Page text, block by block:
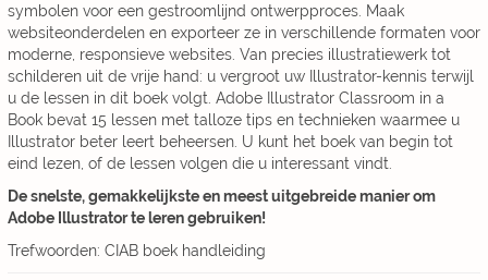
symbolen voor een gestroomlijnd ontwerpproces. Maak
websiteonderdelen en exporteer ze in verschillende formaten voor
moderne, responsieve websites. Van precies illustratiewerk tot
schilderen uit de vrije hand: u vergroot uw Illustrator-kennis terwijl
u de lessen in dit boek volgt. Adobe Illustrator Classroom in a
Book bevat 15 lessen met talloze tips en technieken waarmee u
Illustrator beter leert beheersen. U kunt het boek van begin tot
eind lezen, of de lessen volgen die u interessant vindt.
De snelste, gemakkelijkste en meest uitgebreide manier om
Adobe Illustrator te leren gebruiken!
Trefwoorden: CIAB boek handleiding